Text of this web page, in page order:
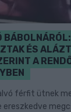
ÉS
A
férfit ütnek